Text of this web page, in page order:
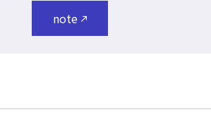
note